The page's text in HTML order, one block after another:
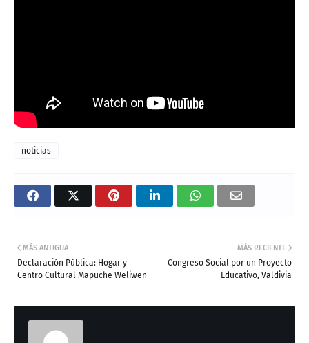
noticias
MÁS RECIENTE
Congreso Social por un Proyecto
Educativo, Valdivia
MÁS ANTIGUA
Declaración Pública: Hogar y
Centro Cultural Mapuche Weliwen